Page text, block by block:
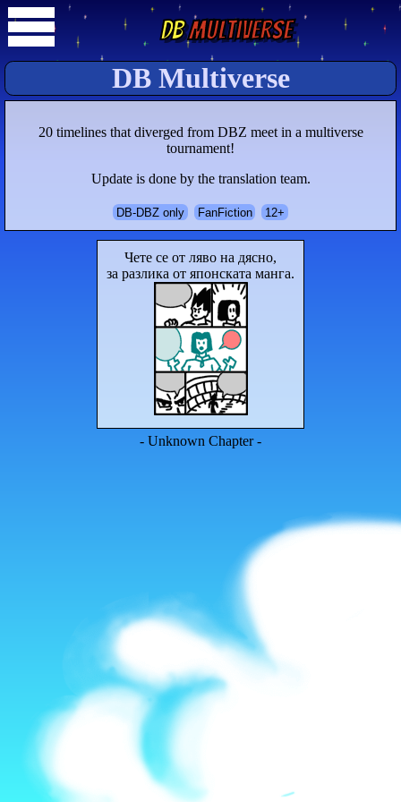
DBMultiverse
DB Multiverse
20 timelines that diverged from DBZ meet in a multiverse
tournament!
Update is done by the translation team.
DB-DBZ only FanFiction 12+
Чете се от ляво на дясно,
за разлика от японската манга.
- Unknown Chapter -